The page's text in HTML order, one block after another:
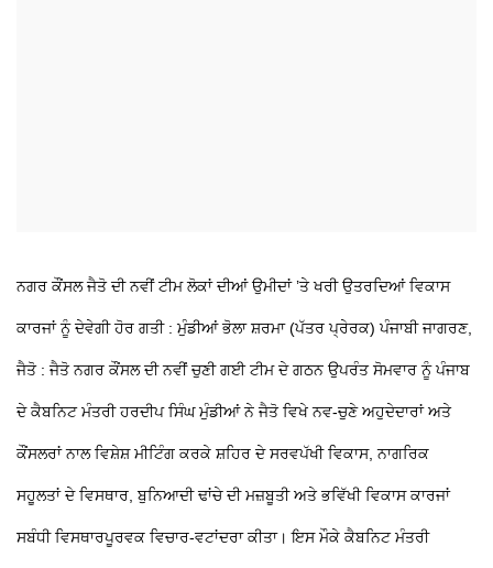
ਨਗਰ ਕੌਂਸਲ ਜੈਤੋ ਦੀ ਨਵੀਂ ਟੀਮ ਲੋਕਾਂ ਦੀਆਂ ਉਮੀਦਾਂ ’ਤੇ ਖਰੀ ਉਤਰਦਿਆਂ ਵਿਕਾਸ
ਕਾਰਜਾਂ ਨੂੰ ਦੇਵੇਗੀ ਹੋਰ ਗਤੀ : ਮੁੰਡੀਆਂਭੋਲਾ ਸ਼ਰਮਾ (ਪੱਤਰ ਪ੍ਰੇਰਕ) ਪੰਜਾਬੀ ਜਾਗਰਣ,
ਜੈਤੋ : ਜੈਤੋ ਨਗਰ ਕੌਂਸਲ ਦੀ ਨਵੀਂ ਚੁਣੀ ਗਈ ਟੀਮ ਦੇ ਗਠਨ ਉਪਰੰਤ ਸੋਮਵਾਰ ਨੂੰ ਪੰਜਾਬ
ਦੇ ਕੈਬਨਿਟ ਮੰਤਰੀ ਹਰਦੀਪ ਸਿੰਘ ਮੁੰਡੀਆਂ ਨੇ ਜੈਤੋ ਵਿਖੇ ਨਵ-ਚੁਣੇ ਅਹੁਦੇਦਾਰਾਂ ਅਤੇ
ਕੌਂਸਲਰਾਂ ਨਾਲ ਵਿਸ਼ੇਸ਼ ਮੀਟਿੰਗ ਕਰਕੇ ਸ਼ਹਿਰ ਦੇ ਸਰਵਪੱਖੀ ਵਿਕਾਸ, ਨਾਗਰਿਕ
ਸਹੂਲਤਾਂ ਦੇ ਵਿਸਥਾਰ, ਬੁਨਿਆਦੀ ਢਾਂਚੇ ਦੀ ਮਜ਼ਬੂਤੀ ਅਤੇ ਭਵਿੱਖੀ ਵਿਕਾਸ ਕਾਰਜਾਂ
ਸਬੰਧੀ ਵਿਸਥਾਰਪੂਰਵਕ ਵਿਚਾਰ-ਵਟਾਂਦਰਾ ਕੀਤਾ। ਇਸ ਮੌਕੇ ਕੈਬਨਿਟ ਮੰਤਰੀ